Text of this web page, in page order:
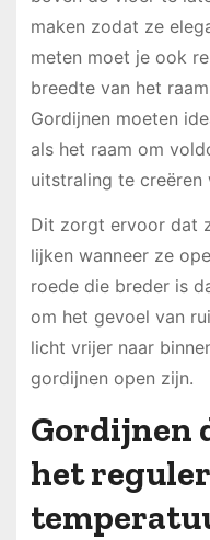
maken zodat ze
meten moet je ook
breedte van het
Gordijnen moeten
als het raam om
uitstraling te creëren
Dit zorgt ervoor dat
lijken wanneer ze
roede die breder is
om het gevoel van
licht vrijer naar
gordijnen open zijn.
Gordijnen
het